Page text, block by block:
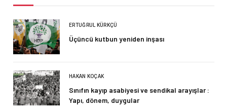
ERTUĞRUL KÜRKÇÜ
Üçüncü kutbun yeniden inşası
HAKAN KOÇAK
Sınıfın kayıp asabiyesi ve sendikal arayışlar :
Yapı, dönem, duygular